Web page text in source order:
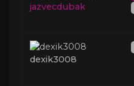
jazvecdubak
dexik3008